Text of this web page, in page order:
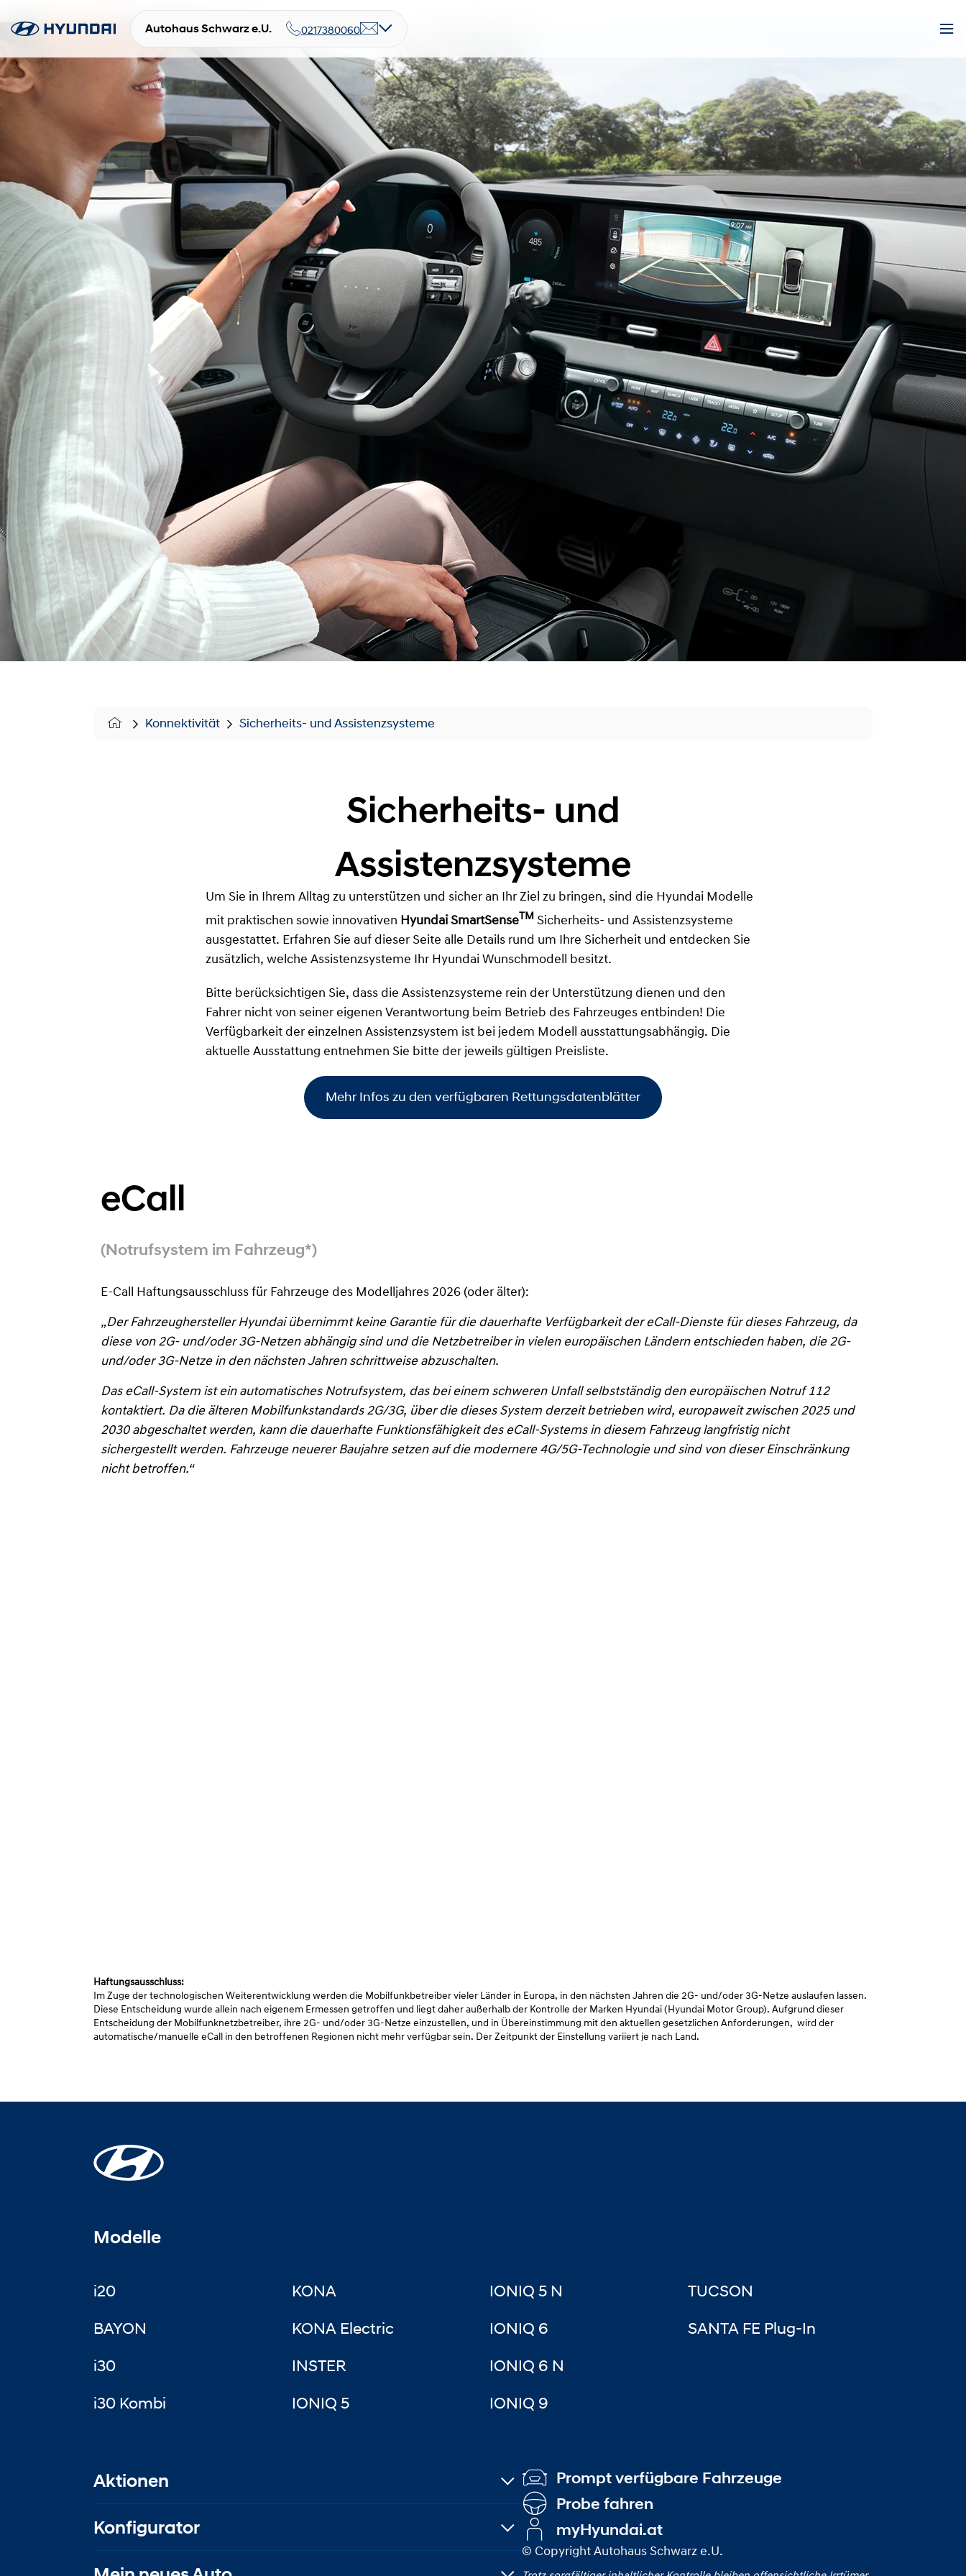
Autohaus Schwarz e.U. 0217380060
Konnektivität Sicherheits- und Assistenzsysteme
Sicherheits- und
Assistenzsysteme
Um Sie in Ihrem Alltag zu unterstützen und sicher an Ihr Ziel zu bringen, sind die Hyundai Modelle
mit praktischen sowie innovativen Hyundai SmartSense TM Sicherheits- und Assistenzsysteme
ausgestattet. Erfahren Sie auf dieser Seite alle Details rund um Ihre Sicherheit und entdecken Sie
zusätzlich, welche Assistenzsysteme Ihr Hyundai Wunschmodell besitzt.
Bitte berücksichtigen Sie, dass die Assistenzsysteme rein der Unterstützung dienen und den
Fahrer nicht von seiner eigenen Verantwortung beim Betrieb des Fahrzeuges entbinden! Die
Verfügbarkeit der einzelnen Assistenzsystem ist bei jedem Modell ausstattungsabhängig. Die
aktuelle Ausstattung entnehmen Sie bitte der jeweils gültigen Preisliste.
Mehr Infos zu den verfügbaren Rettungsdatenblätter
eCall
(Notrufsystem im Fahrzeug*)
E-Call Haftungsausschluss für Fahrzeuge des Modelljahres 2026 (oder älter):
„Der Fahrzeughersteller Hyundai übernimmt keine Garantie für die dauerhafte Verfügbarkeit der eCall-Dienste für dieses Fahrzeug, da
diese von 2G- und/oder 3G-Netzen abhängig sind und die Netzbetreiber in vielen europäischen Ländern entschieden haben, die 2G-
und/oder 3G-Netze in den nächsten Jahren schrittweise abzuschalten.
Das eCall-System ist ein automatisches Notrufsystem, das bei einem schweren Unfall selbstständig den europäischen Notruf 112
kontaktiert. Da die älteren Mobilfunkstandards 2G/3G, über die dieses System derzeit betrieben wird, europaweit zwischen 2025 und
2030 abgeschaltet werden, kann die dauerhafte Funktionsfähigkeit des eCall-Systems in diesem Fahrzeug langfristig nicht
sichergestellt werden. Fahrzeuge neuerer Baujahre setzen auf die modernere 4G/5G-Technologie und sind von dieser Einschränkung
nicht betroffen.“
Haftungsausschluss:
Im Zuge der technologischen Weiterentwicklung werden die Mobilfunkbetreiber vieler Länder in Europa, in den nächsten Jahren die 2G- und/oder 3G-Netze auslaufen lassen.
Diese Entscheidung wurde allein nach eigenem Ermessen getroffen und liegt daher außerhalb der Kontrolle der Marken Hyundai (Hyundai Motor Group). Aufgrund dieser
Entscheidung der Mobilfunknetzbetreiber, ihre 2G- und/oder 3G-Netze einzustellen, und in Übereinstimmung mit den aktuellen gesetzlichen Anforderungen, wird der
automatische/manuelle eCall in den betroffenen Regionen nicht mehr verfügbar sein. Der Zeitpunkt der Einstellung variiert je nach Land.
Modelle
i20
BAYON
i30
i30 Kombi
KONA
KONA Electric
INSTER
IONIQ 5
IONIQ 5 N
IONIQ 6
IONIQ 6 N
IONIQ 9
TUCSON
SANTA FE Plug-In
Aktionen
Konfigurator
Prompt verfügbare Fahrzeuge
Probe fahren
myHyundai.at
© Copyright Autohaus Schwarz e.U.